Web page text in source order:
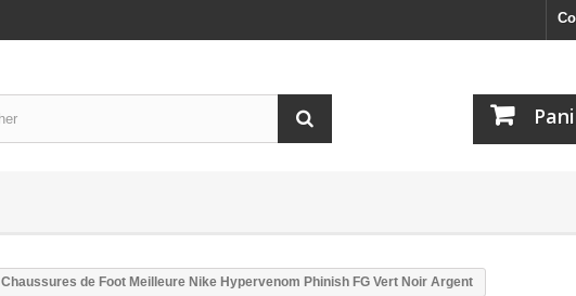
Chaussures de Foot Meilleure Nike Hypervenom Phinish FG Vert Noir Argent